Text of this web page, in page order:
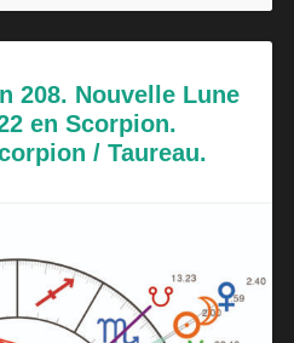
208. Nouvelle Lune
en Scorpion.
/ Taureau.